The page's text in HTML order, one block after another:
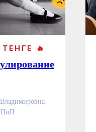
🔥